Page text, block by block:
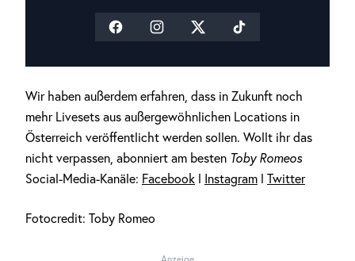
Wir haben außerdem erfahren, dass in Zukunft noch
mehr Livesets aus außergewöhnlichen Locations in
Österreich veröffentlicht werden sollen. Wollt ihr das
nicht verpassen, abonniert am besten Toby Romeos
Social-Media-Kanäle: Facebook l Instagram l Twitter
Fotocredit: Toby Romeo